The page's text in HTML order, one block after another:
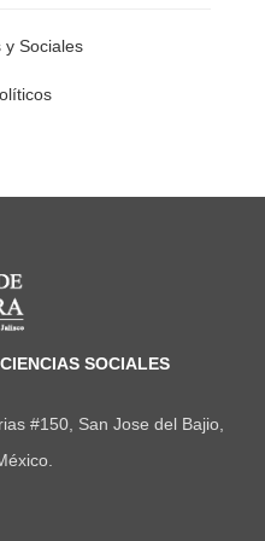
y Sociales
SOCIALES
#150, San Jose del Bajio,